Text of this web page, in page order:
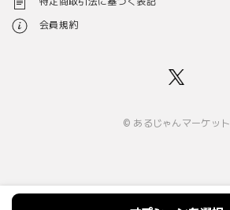
会員規約
© あるじゃんマーケット